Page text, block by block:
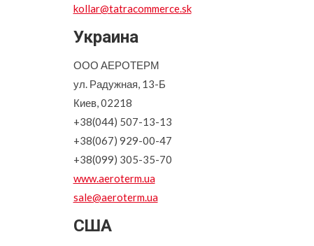
kollar@tatracommerce.sk
Украина
ООО АЕРОТЕРМ
ул. Радужная, 13-Б
Киев, 02218
+38(044) 507-13-13
+38(067) 929-00-47
+38(099) 305-35-70
www.aeroterm.ua
sale@aeroterm.ua
США